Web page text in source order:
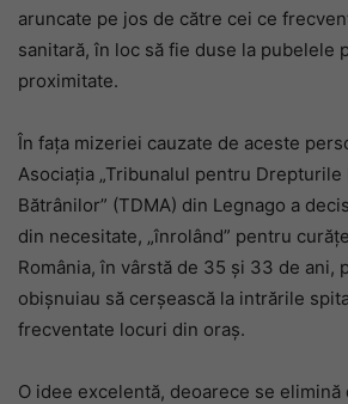
aruncate pe jos de către cei ce
sanitară, în loc să fie duse la pubelele
proximitate.
În fața mizeriei cauzate de aceste
Asociația „Tribunalul pentru Drepturile
Bătrânilor” (TDMA) din Legnago a
din necesitate, „înrolând” pentru
România, în vârstă de 35 și 33 de ani,
obișnuiau să cerșească la intrările
frecventate locuri din oraș.
O idee excelentă, deoarece se elimină